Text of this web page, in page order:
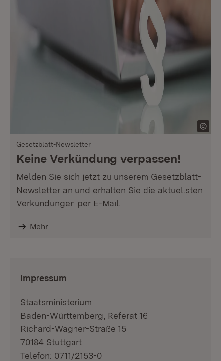
Gesetzblatt-Newsletter
Keine Verkündung verpassen!
Melden Sie sich jetzt zu unserem Gesetzblatt-
Newsletter an und erhalten Sie die aktuellsten
Verkündungen per E-Mail.
Mehr
:Impressum
Staatsministerium
Baden-Württemberg, Referat 16
Richard-Wagner-Straße 15
70184 Stuttgart
Telefon: 0711/2153-0